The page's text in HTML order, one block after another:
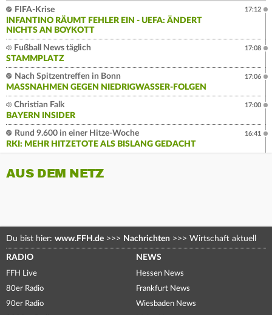
FIFA-Krise
INFANTINO RÄUMT FEHLER EIN - UEFA: ÄNDERT
NICHTS AN BOYKOTT
17:12
Fußball News täglich
STAMMPLATZ
17:08
Nach Spitzentreffen in Bonn
MASSNAHMEN GEGEN NIEDRIGWASSER-FOLGEN
17:06
Christian Falk
BAYERN INSIDER
17:00
Rund 9.600 in einer Hitze-Woche
RKI: MEHR HITZETOTE ALS BISLANG GEDACHT
16:41
AUS DEM NETZ
Du bist hier: www.FFH.de >>> Nachrichten >>> Wirtschaft aktuell
RADIO
FFH Live
80er Radio
90er Radio
NEWS
Hessen News
Frankfurt News
Wiesbaden News